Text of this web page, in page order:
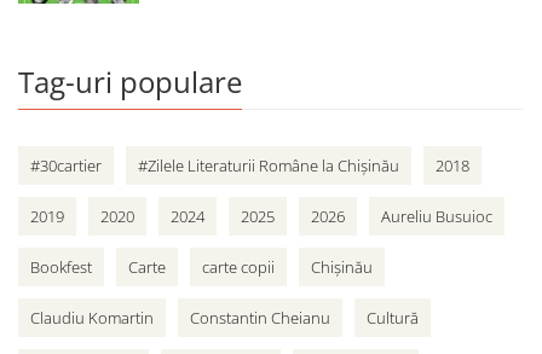
Tag-uri populare
#30cartier #Zilele Literaturii Române la Chișinău 2018
2019 2020 2024 2025 2026 Aureliu Busuioc
Bookfest Carte carte copii Chișinău
Claudiu Komartin Constantin Cheianu Cultură